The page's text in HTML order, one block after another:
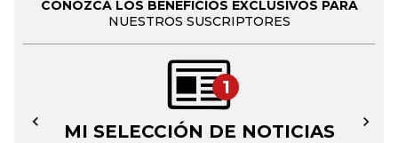
CONOZCA LOS BENEFICIOS EXCLUSIVOS PARA
NUESTROS SUSCRIPTORES
1
MI SELECCIÓN DE NOTICIAS
← →